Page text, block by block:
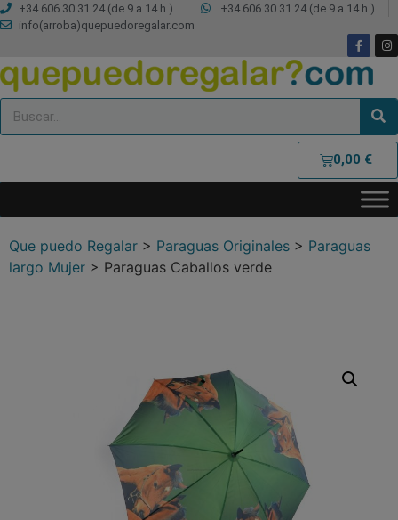
+34 606 30 31 24 (de 9 a 14 h.)
+34 606 30 31 24 (de 9 a 14 h.)
info(arroba)quepuedoregalar.com
0,00 €
Que puedo Regalar > Paraguas Originales > Paraguas
largo Mujer > Paraguas Caballos verde